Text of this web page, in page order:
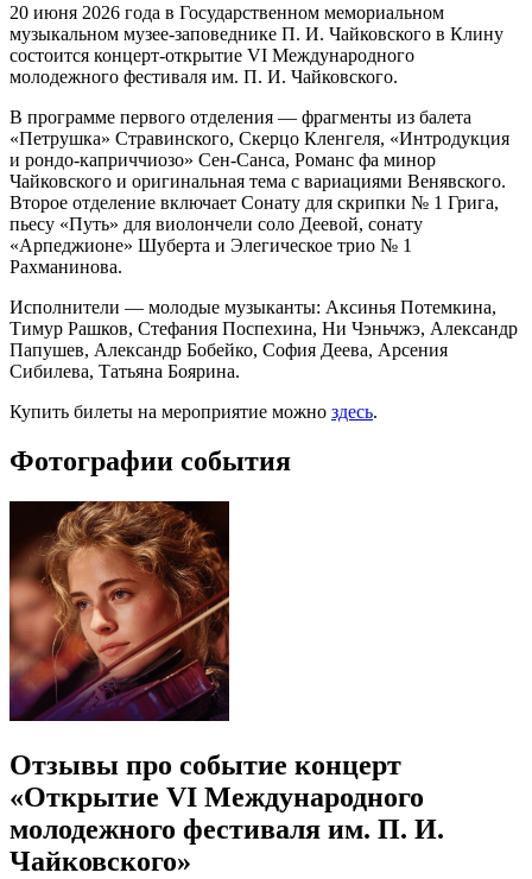
20 июня 2026 года в Государственном мемориальном
музыкальном музее-заповеднике П. И. Чайковского в Клину
состоится концерт-открытие VI Международного
молодежного фестиваля им. П. И. Чайковского.
В программе первого отделения — фрагменты из балета
«Петрушка» Стравинского, Скерцо Кленгеля, «Интродукция
и рондо-каприччиозо» Сен-Санса, Романс фа минор
Чайковского и оригинальная тема с вариациями Венявского.
Второе отделение включает Сонату для скрипки № 1 Грига,
пьесу «Путь» для виолончели соло Деевой, сонату
«Арпеджионе» Шуберта и Элегическое трио № 1
Рахманинова.
Исполнители — молодые музыканты: Аксинья Потемкина,
Тимур Рашков, Стефания Поспехина, Ни Чэньчжэ, Александр
Папушев, Александр Бобейко, София Деева, Арсения
Сибилева, Татьяна Боярина.
Купить билеты на мероприятие можно здесь.
Фотографии события
Отзывы про событие концерт
«Открытие VI Международного
молодежного фестиваля им. П. И.
Чайковского»